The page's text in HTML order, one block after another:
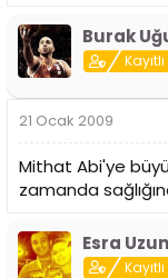
Burak
21 Ocak 2009
Mithat Abi'ye
zamanda
Esra Uzun